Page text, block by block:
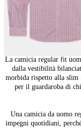
Camicie
La camicia regular fit
dalla vestibilità
morbida rispetto alla slim
per il guardaroba di
Una camicia da uomo
impegni quotidiani,